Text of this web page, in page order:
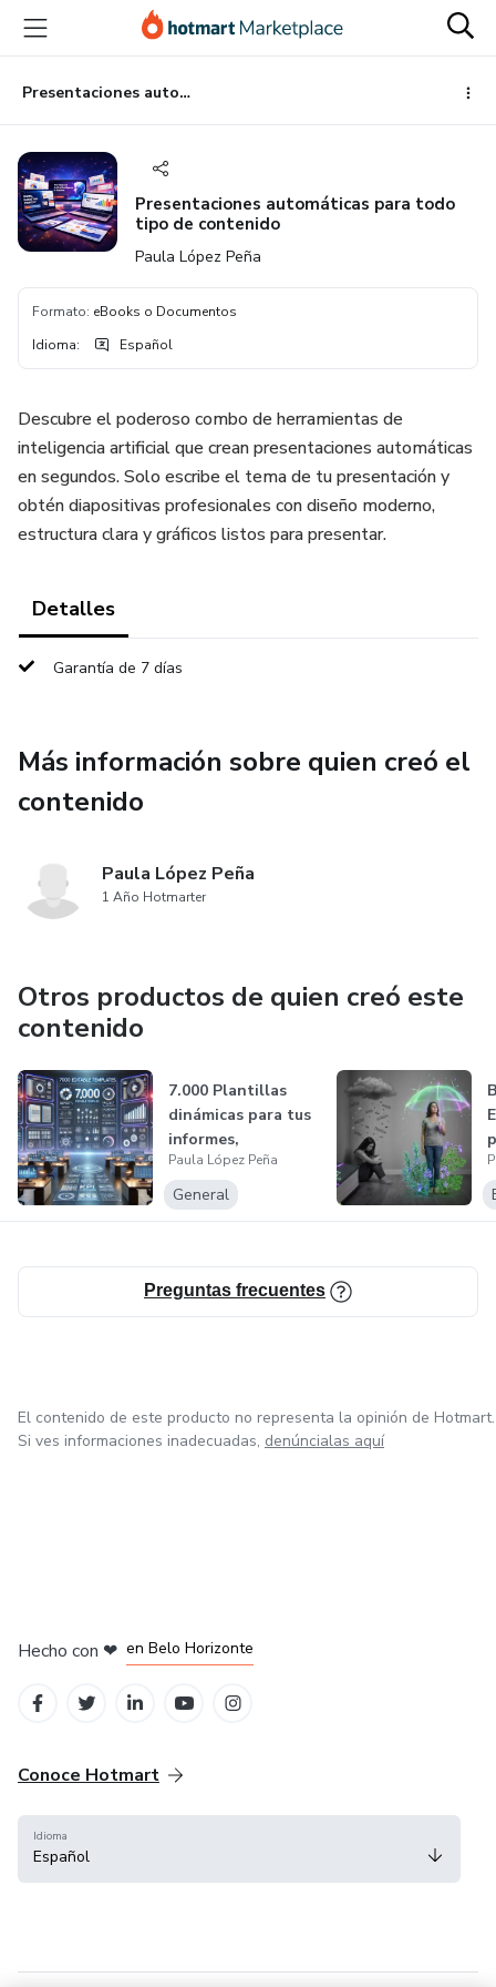
principal
página
de
página
Presentaciones automáticas para todo tipo de contenido
Presentaciones automáticas para todo
tipo de contenido
Paula López Peña
Formato: eBooks o Documentos
Idioma: Español
Descubre el poderoso combo de herramientas de
inteligencia artificial que crean presentaciones automáticas
en segundos. Solo escribe el tema de tu presentación y
obtén diapositivas profesionales con diseño moderno,
estructura clara y gráficos listos para presentar.
Detalles
Garantía de 7 días
Más información sobre quien creó el
contenido
Paula López Peña
1 Año Hotmarter
Otros productos de quien creó este
contenido
7.000 Plantillas
dinámicas para tus
informes,
planificación...
Paula López Peña
General
Preguntas frecuentes
El contenido de este producto no representa la opinión de Hotmart.
Si ves informaciones inadecuadas, denúncialas aquí
Hecho con ❤ en Belo Horizonte
Conoce Hotmart
Idioma
Español